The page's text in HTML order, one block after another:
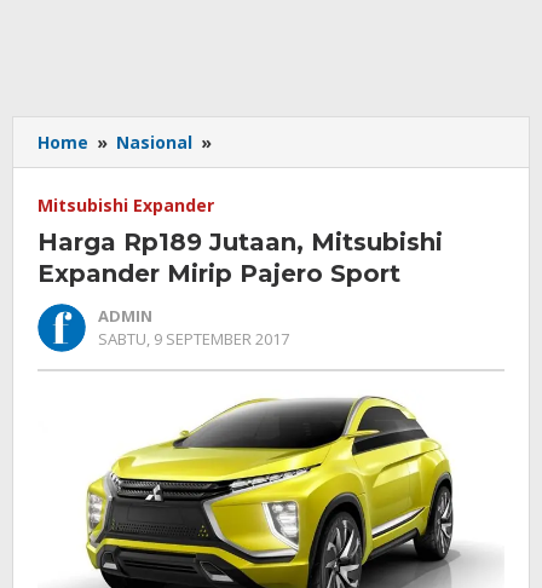
Home » Nasional »
Rp189
Expander
Mirip
Pajero
Mitsubishi Expander
Harga Rp189 Jutaan, Mitsubishi
Expander Mirip Pajero Sport
ADMIN
SABTU, 9 SEPTEMBER 2017